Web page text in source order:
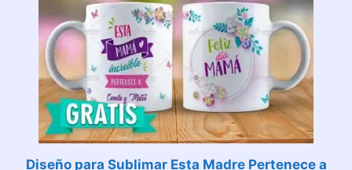
Diseño para Sublimar Esta Madre Pertenece a